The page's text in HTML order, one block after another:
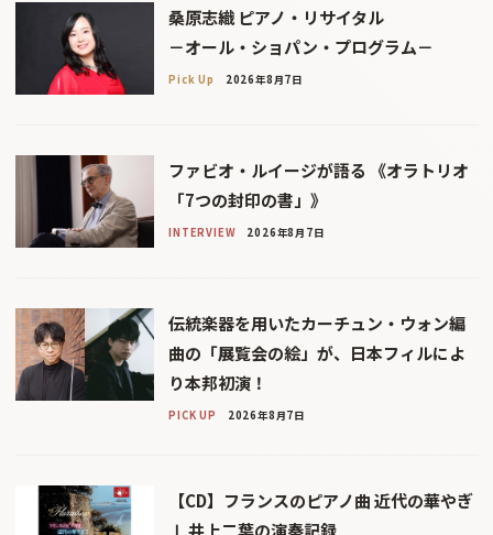
桑原志織 ピアノ・リサイタル
－オール・ショパン・プログラム－
Pick Up 2026年8月7日
ファビオ・ルイージが語る 《オラトリオ
「7つの封印の書」》
INTERVIEW 2026年8月7日
伝統楽器を用いたカーチュン・ウォン編
曲の「展覧会の絵」が、日本フィルによ
り本邦初演！
PICK UP 2026年8月7日
【CD】フランスのピアノ曲 近代の華やぎ
Ⅰ 井上二葉の演奏記録